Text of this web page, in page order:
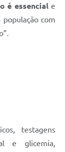
é essencial e
com
testagens
e glicemia,